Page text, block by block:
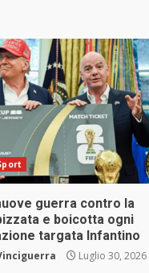
guerra contro la
e boicotta ogni
targata Infantino
Luglio 30, 2026